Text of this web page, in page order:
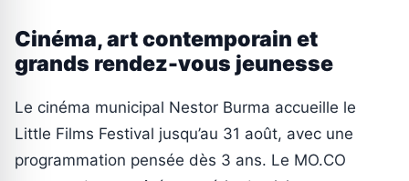
Cinéma, art contemporain et
grands rendez-vous jeunesse
Le cinéma municipal Nestor Burma accueille le
Little Films Festival jusqu’au 31 août, avec une
programmation pensée dès 3 ans. Le MO.CO